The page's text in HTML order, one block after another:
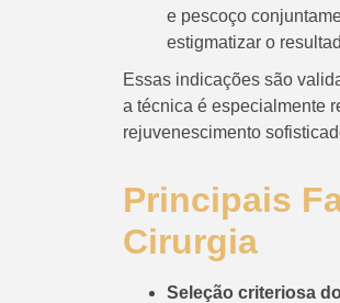
e pescoço
estigmatizar o
Essas indicações são
a técnica é especialmente
rejuvenescimento
Principais
Cirurgia
Seleção criteriosa